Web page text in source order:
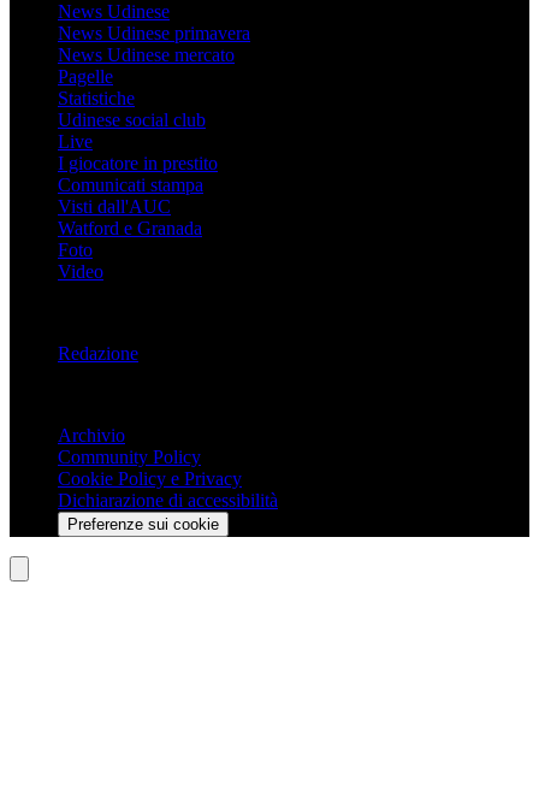
News Udinese
News Udinese primavera
News Udinese mercato
Pagelle
Statistiche
Udinese social club
Live
I giocatore in prestito
Comunicati stampa
Visti dall'AUC
Watford e Granada
Foto
Video
Redazione
Archivio
Community Policy
Cookie Policy e Privacy
Dichiarazione di accessibilità
Preferenze sui cookie